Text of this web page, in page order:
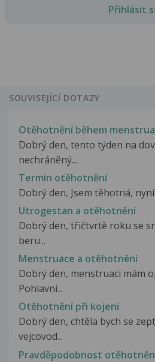
Přihlásit
SOUVISEJÍCÍ DOTAZY
Otěhotnění během
Dobrý den, tento týden na
nechráněný...
Termín otěhotnění
Dobrý den, Jsem těhotná,
Utrogestan a otěhotnění
Dobrý den, třičtvrtě roku se
beru...
Menstruace a otěhotnění
Dobrý den, menstruaci mám
Pohlavní...
Otěhotnění při kojení
Dobrý den, chtěla bych se
vejcovod...
Pravděpodobnost